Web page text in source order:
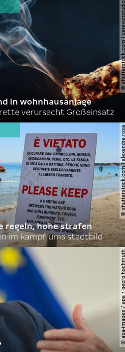
©
in wohnhausanlage
verursacht Großeinsatz
©
regeln, hohe strafen
im kampf ums stadtbild
© apa-images /